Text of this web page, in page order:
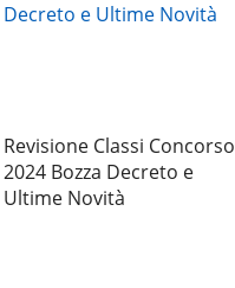
Revisione Classi Concorso
2024 Bozza Decreto e
Ultime Novità